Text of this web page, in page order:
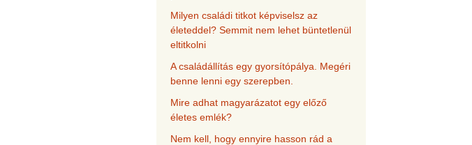
Milyen családi titkot képviselsz az
életeddel? Semmit nem lehet büntetlenül
eltitkolni
A családállítás egy gyorsítópálya. Megéri
benne lenni egy szerepben.
Mire adhat magyarázatot egy előző
életes emlék?
Nem kell, hogy ennyire hasson rád a